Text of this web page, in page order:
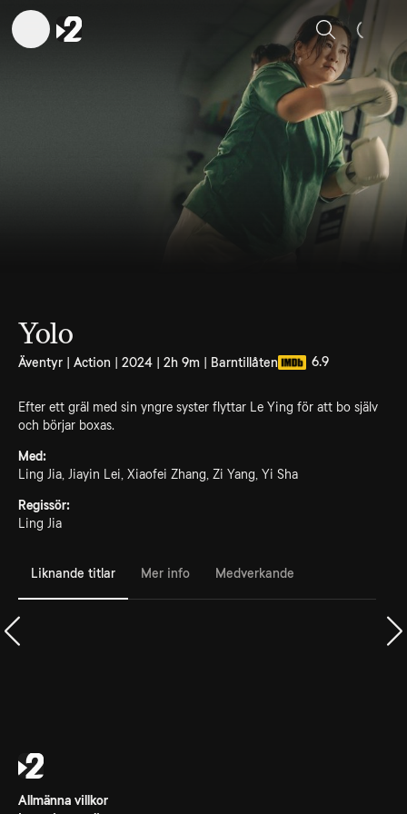
Sök
Yolo
Äventyr | Action | 2024 | 2h 9m | Barntillåten 6.9
Efter ett gräl med sin yngre syster flyttar Le Ying för att bo själv
och börjar boxas.
Med:
Ling Jia, Jiayin Lei, Xiaofei Zhang, Zi Yang, Yi Sha
Regissör:
Ling Jia
Liknande titlar Mer info Medverkande
Allmänna villkor